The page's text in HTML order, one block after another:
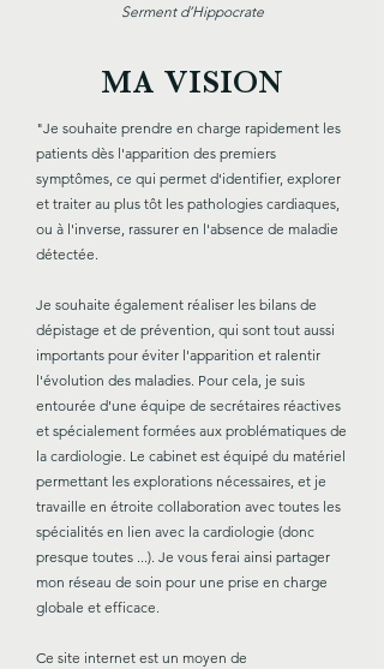
Serment d’Hippocrate
MA VISION
"Je souhaite prendre en charge rapidement les
patients dès l'apparition des premiers
symptômes, ce qui permet d'identifier, explorer
et traiter au plus tôt les pathologies cardiaques,
ou à l'inverse, rassurer en l'absence de maladie
détectée.
Je souhaite également réaliser les bilans de
dépistage et de prévention, qui sont tout aussi
importants pour éviter l'apparition et ralentir
l'évolution des maladies. Pour cela, je suis
entourée d'une équipe de secrétaires réactives
et spécialement formées aux problématiques de
la cardiologie. Le cabinet est équipé du matériel
permettant les explorations nécessaires, et je
travaille en étroite collaboration avec toutes les
spécialités en lien avec la cardiologie (donc
presque toutes ...). Je vous ferai ainsi partager
mon réseau de soin pour une prise en charge
globale et efficace.
Ce site internet est un moyen de